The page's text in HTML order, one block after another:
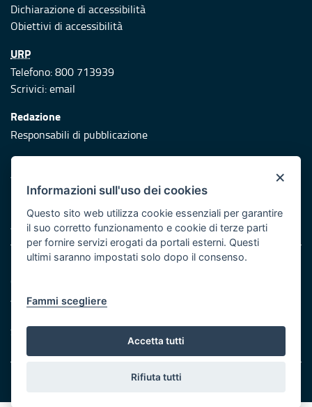
Dichiarazione di accessibilità
Obiettivi di accessibilità
URP
Telefono: 800 713939
Scrivici:email
Redazione
Responsabili di pubblicazione
Protezione civile
Vai al sito di Protezione Civile Puglia
Iniziativa finanziata con risorse del POR Puglia 2014/2020 -
Asse XI
Note legali
Cookie e privacy
Atti di notifica
Servizi Intranet
© Regione Puglia
×
Informazioni sull'uso dei cookies
Questo sito web utilizza cookie essenziali per garantire
il suo corretto funzionamento e cookie di terze parti
per fornire servizi erogati da portali esterni. Questi
ultimi saranno impostati solo dopo il consenso.
Fammi scegliere
Accetta tutti
Rifiuta tutti